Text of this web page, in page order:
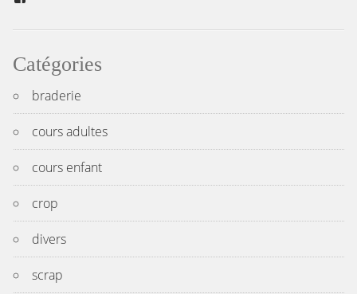
Catégories
braderie
cours adultes
cours enfant
crop
divers
scrap